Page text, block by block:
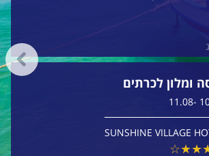
ומלון לכרתים
SUNSHINE VILLAGE